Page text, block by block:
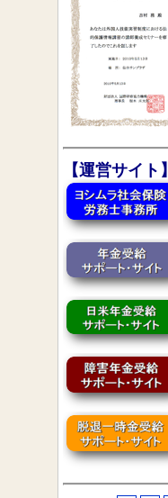
【運営サイト】